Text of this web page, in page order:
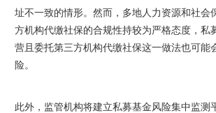
址不一致的情形。然而，多地人力资源和社会
方机构代缴社保的合规性持较为严格态度，私
营且委托第三方机构代缴社保这一做法也可能
险。
此外，监管机构将建立私募基金风险集中监测